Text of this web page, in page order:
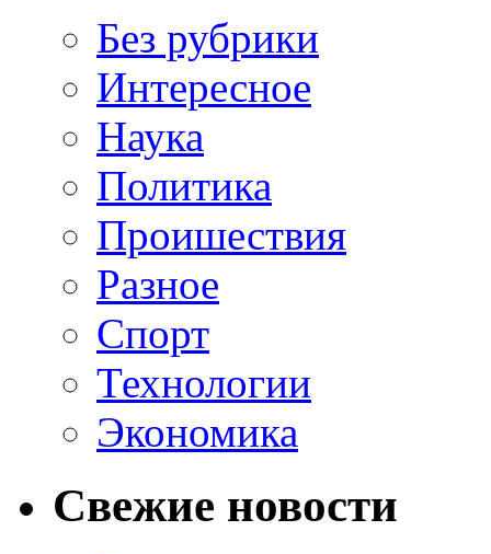
Без рубрики
Интересное
Наука
Политика
Проишествия
Разное
Спорт
Технологии
Экономика
Свежие новости